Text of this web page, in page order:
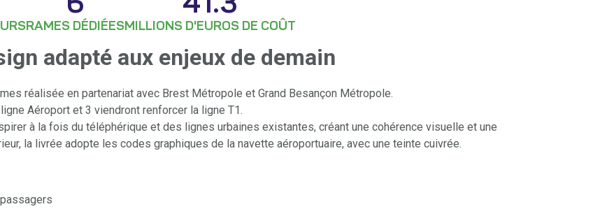
RAMES DÉDIÉESMILLIONS D'EUROS DE COÛT
adapté aux enjeux de demain
réalisée en partenariat avec Brest Métropole et Grand Besançon Métropole.
Aéroport et 3 viendront renforcer la ligne T1.
à la fois du téléphérique et des lignes urbaines existantes, créant une cohérence visuelle et une
la livrée adopte les codes graphiques de la navette aéroportuaire, avec une teinte cuivrée.